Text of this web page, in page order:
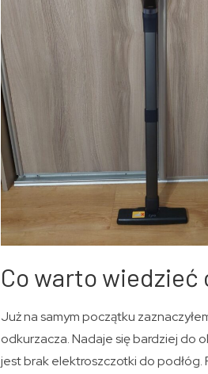
Co warto wiedzieć
Już na samym początku
odkurzacza. Nadaje się bardziej do
jest brak elektroszczotki do